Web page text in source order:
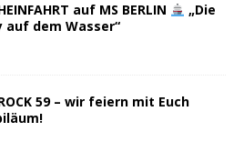
auf MS BERLIN
„Die
auf dem Wasser“
59 – wir feiern mit Euch